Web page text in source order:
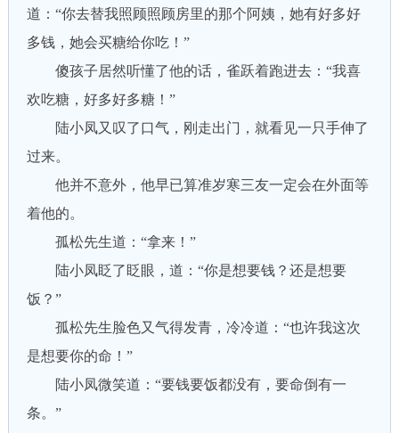
道：“你去替我照顾照顾房里的那个阿姨，她有好多好
多钱，她会买糖给你吃！”
傻孩子居然听懂了他的话，雀跃着跑进去：“我喜
欢吃糖，好多好多糖！”
陆小凤又叹了口气，刚走出门，就看见一只手伸了
过来。
他并不意外，他早已算准岁寒三友一定会在外面等
着他的。
孤松先生道：“拿来！”
陆小凤眨了眨眼，道：“你是想要钱？还是想要
饭？”
孤松先生脸色又气得发青，冷冷道：“也许我这次
是想要你的命！”
陆小凤微笑道：“要钱要饭都没有，要命倒有一
条。”